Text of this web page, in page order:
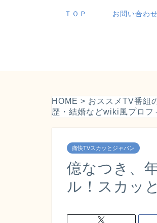
ＴＯＰ お問い合わせ
HOME > おススメTV番組
歴・結婚などwiki風プロフ
痛快TVスカッとジャパン
億なつき、
ル！スカッ